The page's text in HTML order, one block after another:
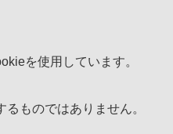
を使用しています。
ものではありません。